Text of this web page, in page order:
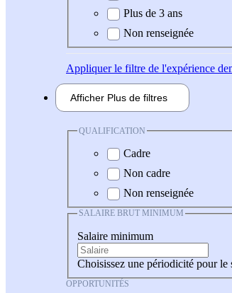
Plus de 3 ans
Non renseignée
Appliquerle filtre de l'expérience
Afficher Plus de filtres
QUALIFICATION
Cadre
Non cadre
Non renseignée
SALAIRE BRUT MINIMUM
Salaire minimum
Choisissez une périodicité pour le
OPPORTUNITÉS